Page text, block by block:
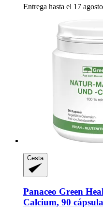
Entrega hasta el 17 agosto
Cesta
Panaceo Green
Calcium, 90